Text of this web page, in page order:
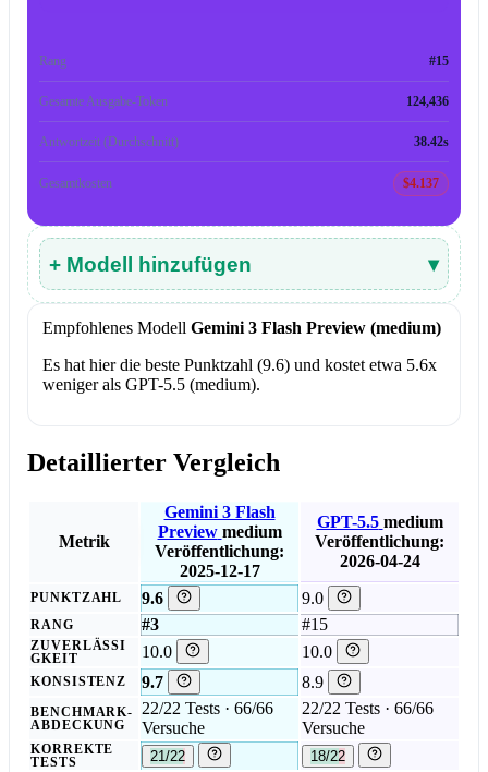
Rang #15
Gesamte Ausgabe-Token 124,436
Antwortzeit (Durchschnitt) 38.42s
Gesamtkosten $4.137
+ Modell hinzufügen ▾
Empfohlenes Modell Gemini 3 Flash Preview (medium)
Es hat hier die beste Punktzahl (9.6) und kostet etwa 5.6x
weniger als GPT-5.5 (medium).
Detaillierter Vergleich
Metrik
Gemini 3 Flash
Preview medium
Veröffentlichung:
2025-12-17
GPT-5.5 medium
Veröffentlichung:
2026-04-24
PUNKTZAHL 9.6 9.0
RANG #3 #15
ZUVERLÄSSI
GKEIT
10.0 10.0
KONSISTENZ 9.7 8.9
BENCHMARK-
ABDECKUNG
22/22 Tests · 66/66
Versuche
22/22 Tests · 66/66
Versuche
KORREKTE
TESTS
21/22 18/22